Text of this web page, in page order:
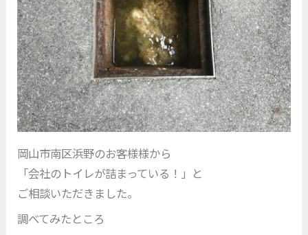
岡山市南区浜野のお客様様から
「会社のトイレが詰まっている！」と
ご相談いただきました。
調べてみたところ